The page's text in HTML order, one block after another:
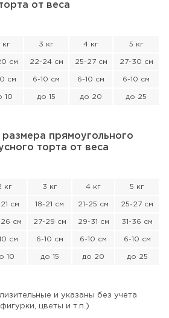
от веса
кг 3 кг 4 кг 5 кг
см 22-24 см 25-27 см 27-30 см
см 6-10 см 6-10 см 6-10 см
10 до 15 до 20 до 25
размера прямоугольного
торта от веса
кг 3 кг 4 кг 5 кг
см 18-21 см 21-25 см 25-27 см
см 27-29 см 29-31 см 31-36 см
см 6-10 см 6-10 см 6-10 см
10 до 15 до 20 до 25
и указаны без учета
цветы и т.п.)